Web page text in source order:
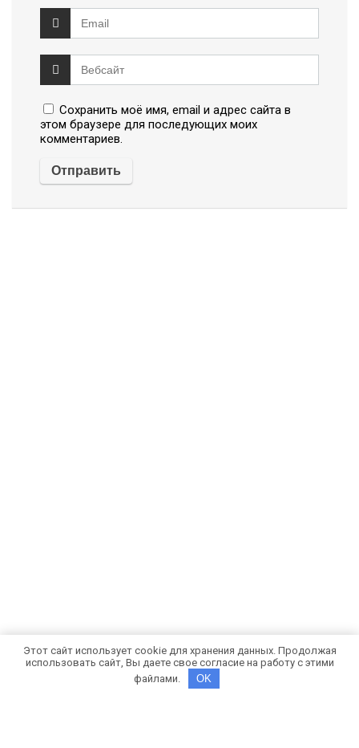
Сохранить моё имя, email и адрес сайта в
этом браузере для последующих моих
комментариев.
Рекомендуем - фонд SV School
Этот сайт использует cookie для хранения данных. Продолжая
использовать сайт, Вы даете свое согласие на работу с этими
файлами.
OK